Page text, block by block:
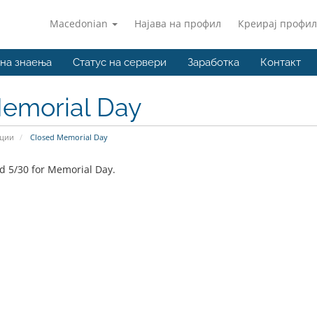
Macedonian Најава на профил Креирај профил
знаења Статус на сервери Заработка Контакт
Day
Closed Memorial Day
5/30 for Memorial Day.